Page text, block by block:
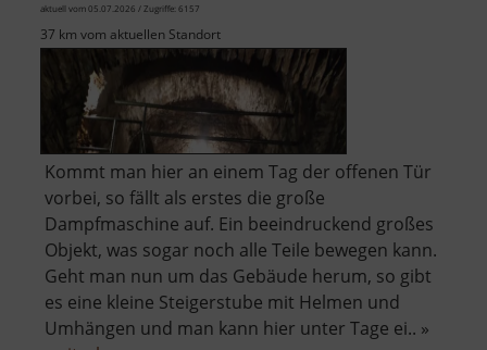
aktuell vom 05.07.2026 / Zugriffe: 6157
37 km vom aktuellen Standort
Kommt man hier an einem Tag der offenen Tür
vorbei, so fällt als erstes die große
Dampfmaschine auf. Ein beeindruckend großes
Objekt, was sogar noch alle Teile bewegen kann.
Geht man nun um das Gebäude herum, so gibt
es eine kleine Steigerstube mit Helmen und
Umhängen und man kann hier unter Tage ei.. »